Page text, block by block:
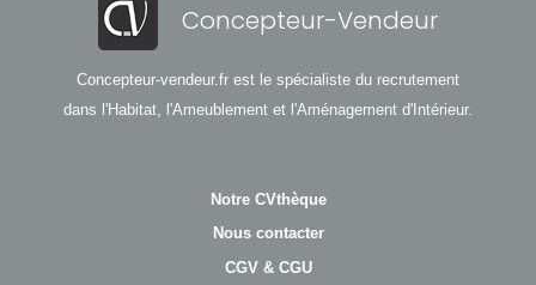
Concepteur-Vendeur
Concepteur-vendeur.fr est le spécialiste du recrutement
dans l'Habitat, l'Ameublement et l'Aménagement d'Intérieur.
Notre CVthèque
Nous contacter
CGV & CGU